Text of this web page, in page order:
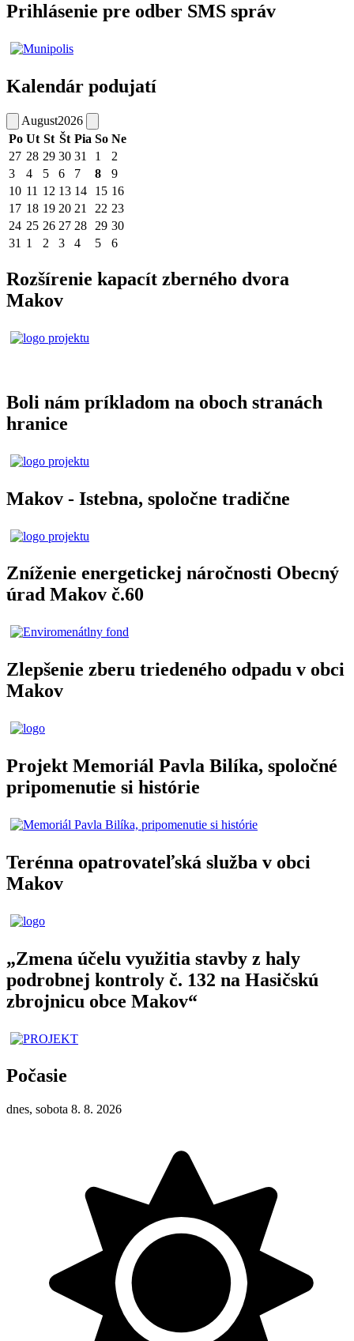
Prihlásenie pre odber SMS správ
Kalendár podujatí
August2026
Po Ut St Št Pia So Ne
27 28 29 30 31 1
2
3
4 5 6 7 8
9
10 11 12 13 14 15 16
17 18 19 20 21 22 23
24 25 26 27 28 29 30
31 1 2 3 4 5 6
Rozšírenie kapacít zberného dvora
Makov
Boli nám príkladom na oboch stranách
hranice
Makov - Istebna, spoločne tradične
Zníženie energetickej náročnosti Obecný
úrad Makov č.60
Zlepšenie zberu triedeného odpadu v obci
Makov
Projekt Memoriál Pavla Bilíka, spoločné
pripomenutie si histórie
Terénna opatrovateľská služba v obci
Makov
„Zmena účelu využitia stavby z haly
podrobnej kontroly č. 132 na Hasičskú
zbrojnicu obce Makov“
Počasie
dnes, sobota 8. 8. 2026